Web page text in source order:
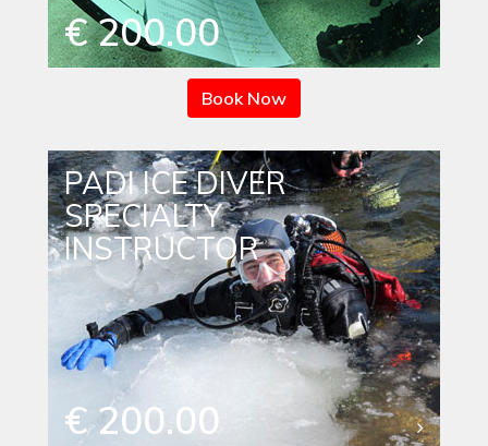
€ 200.00
Book Now
PADI ICE DIVER
SPECIALTY
INSTRUCTOR
€ 200.00